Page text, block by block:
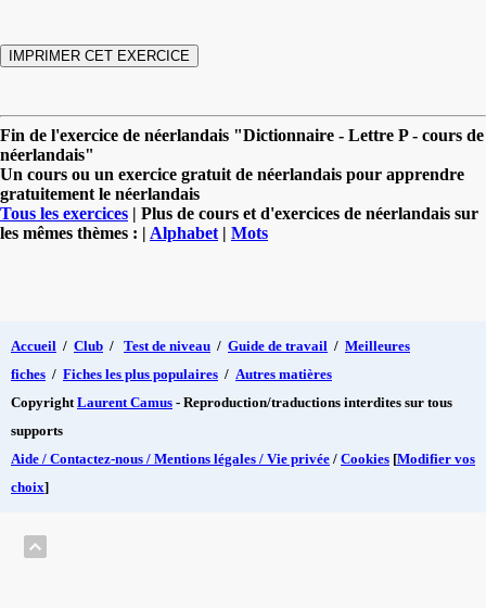
Fin de l'exercice de néerlandais "Dictionnaire - Lettre P - cours de
néerlandais"
Un cours ou un exercice gratuit de néerlandais pour apprendre
gratuitement le néerlandais
Tous les exercices | Plus de cours et d'exercices de néerlandais sur
les mêmes thèmes : | Alphabet | Mots
Accueil / Club / Test de niveau / Guide de travail / Meilleures
fiches / Fiches les plus populaires / Autres matières
Copyright Laurent Camus - Reproduction/traductions interdites sur tous
supports
Aide / Contactez-nous / Mentions légales / Vie privée / Cookies [Modifier vos
choix]